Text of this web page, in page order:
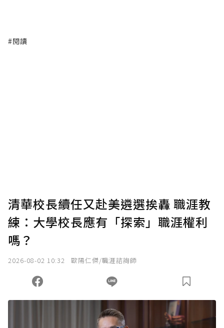
#閱讀
清華校長續任又赴美遴選挨轟 職涯教
練：大學校長應有「探索」職涯權利
嗎？
2026-08-02 10:32 歐陽仁傑/職涯諮詢師